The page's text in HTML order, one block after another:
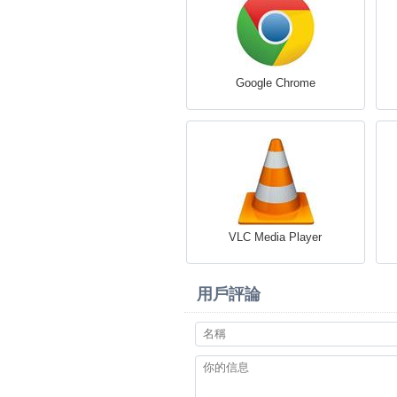
Google Chrome
VLC Media Player
用戶評論